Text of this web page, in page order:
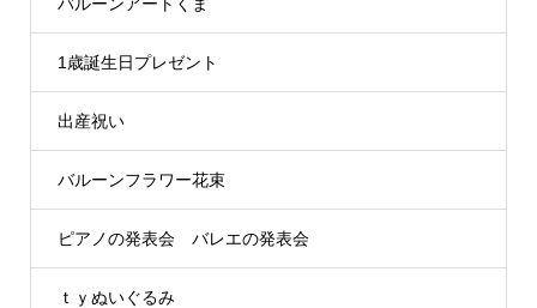
1歳誕生日プレゼント
出産祝い
バルーンフラワー花束
ピアノの発表会 バレエの発表会
ｔｙぬいぐるみ